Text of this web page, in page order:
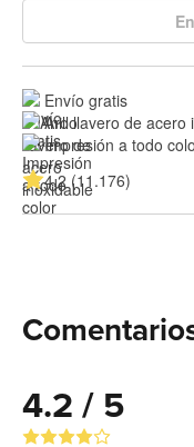
Envío gratis
Aro llavero de acero
Impresión a todo
4.2 (11.176)
4.2 / 5